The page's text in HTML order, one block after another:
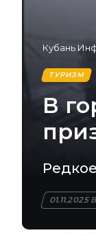
Кубань
ТУРИЗМ
В
01.11.2025